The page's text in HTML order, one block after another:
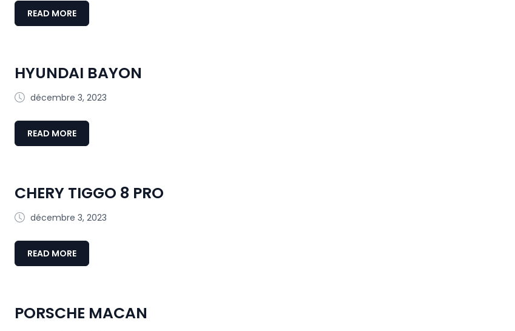
READ MORE
HYUNDAI BAYON
décembre 3, 2023
READ MORE
CHERY TIGGO 8 PRO
décembre 3, 2023
READ MORE
PORSCHE MACAN